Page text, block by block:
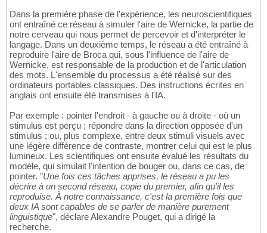
Dans la première phase de l'expérience, les neuroscientifiques
ont entraîné ce réseau à simuler l'aire de Wernicke, la partie de
notre cerveau qui nous permet de percevoir et d'interpréter le
langage. Dans un deuxième temps, le réseau a été entraîné à
reproduire l'aire de Broca qui, sous l'influence de l'aire de
Wernicke, est responsable de la production et de l'articulation
des mots. L'ensemble du processus a été réalisé sur des
ordinateurs portables classiques. Des instructions écrites en
anglais ont ensuite été transmises à l'IA.
Par exemple : pointer l'endroit - à gauche ou à droite - où un
stimulus est perçu ; répondre dans la direction opposée d'un
stimulus ; ou, plus complexe, entre deux stimuli visuels avec
une légère différence de contraste, montrer celui qui est le plus
lumineux. Les scientifiques ont ensuite évalué les résultats du
modèle, qui simulait l'intention de bouger ou, dans ce cas, de
pointer. "Une fois ces tâches apprises, le réseau a pu les
décrire à un second réseau, copie du premier, afin qu'il les
reproduise. À notre connaissance, c'est la première fois que
deux IA sont capables de se parler de manière purement
linguistique", déclare Alexandre Pouget, qui a dirigé la
recherche.